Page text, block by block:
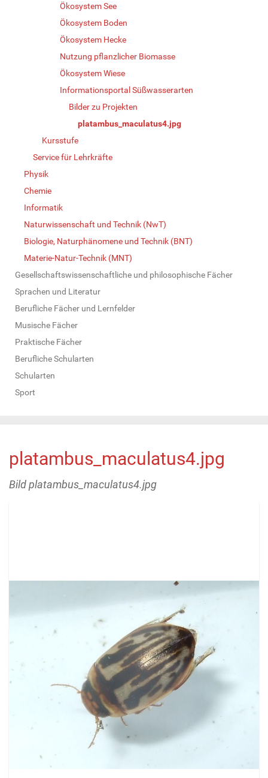
Ökosystem See
Ökosystem Boden
Ökosystem Hecke
Nutzung pflanzlicher Biomasse
Ökosystem Wiese
Informationsportal Süßwasserarten
Bilder zu Projekten
platambus_maculatus4.jpg
Kursstufe
Service für Lehrkräfte
Physik
Chemie
Informatik
Naturwissenschaft und Technik (NwT)
Biologie, Naturphänomene und Technik (BNT)
Materie-Natur-Technik (MNT)
Gesellschaftswissenschaftliche und philosophische Fächer
Sprachen und Literatur
Berufliche Fächer und Lernfelder
Musische Fächer
Praktische Fächer
Berufliche Schularten
Schularten
Sport
platambus_maculatus4.jpg
Bild platambus_maculatus4.jpg